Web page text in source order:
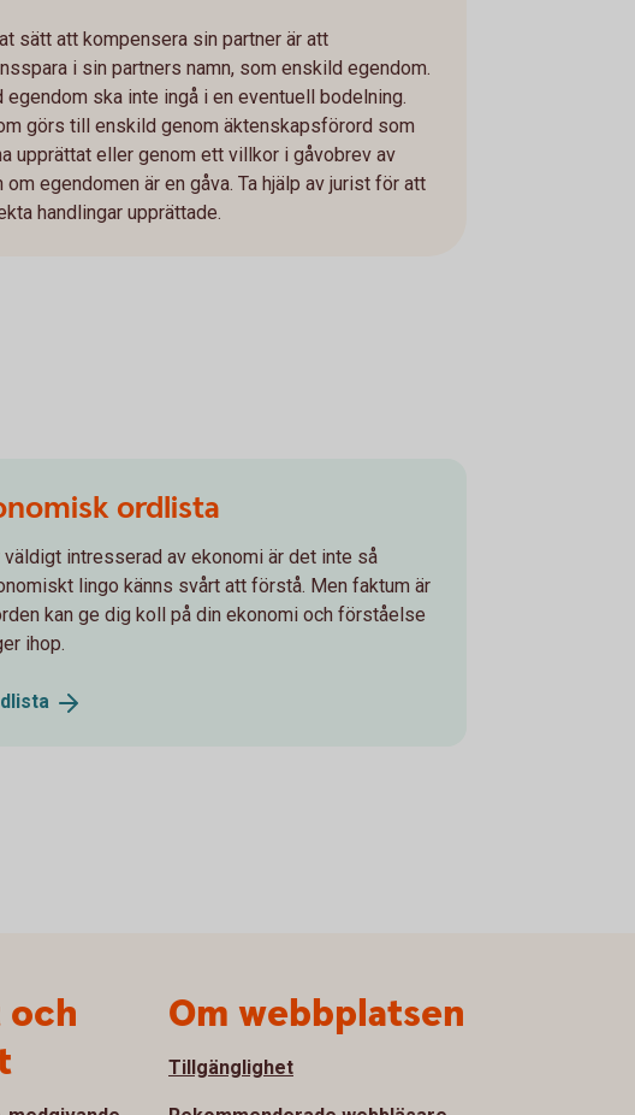
sätt att kompensera sin partner är att
i sin partners namn, som enskild egendom.
egendom ska inte ingå i en eventuell bodelning.
görs till enskild genom äktenskapsförord som
upprättat eller genom ett villkor i gåvobrev av
om egendomen är en gåva. Ta hjälp av jurist för att
handlingar upprättade.
ordlista
väldigt intresserad av ekonomi är det inte så
lingo känns svårt att förstå. Men faktum är
kan ge dig koll på din ekonomi och förståelse
ihop.
och
Om webbplatsen
Tillgänglighet